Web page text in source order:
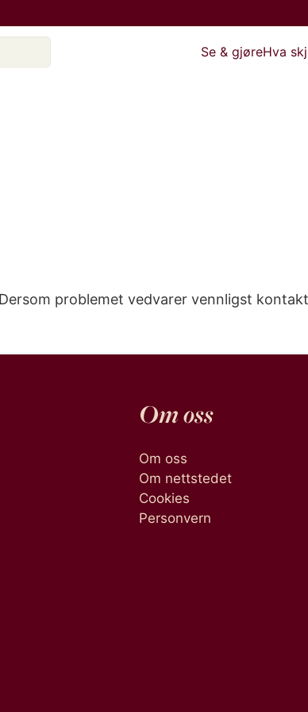
Se & gjøreHva
problemet vedvarer vennligst
Om oss
Om oss
Om nettstedet
Cookies
Personvern